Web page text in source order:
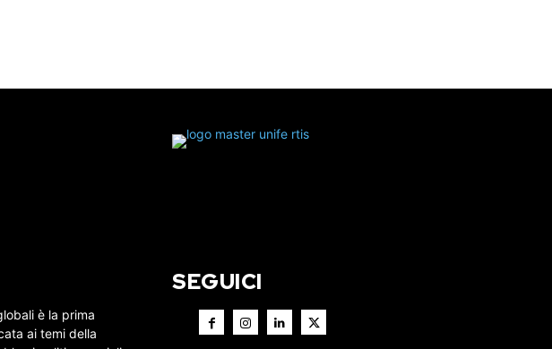
è la prima
ai temi della
SEGUICI